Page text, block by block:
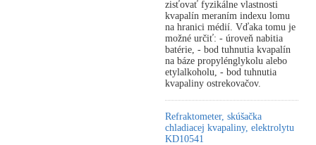
zisťovať fyzikálne vlastnosti
kvapalín meraním indexu lomu
na hranici médií. Vďaka tomu je
možné určiť: - úroveň nabitia
batérie, - bod tuhnutia kvapalín
na báze propylénglykolu alebo
etylalkoholu, - bod tuhnutia
kvapaliny ostrekovačov.
Refraktometer, skúšačka
chladiacej kvapaliny, elektrolytu
KD10541